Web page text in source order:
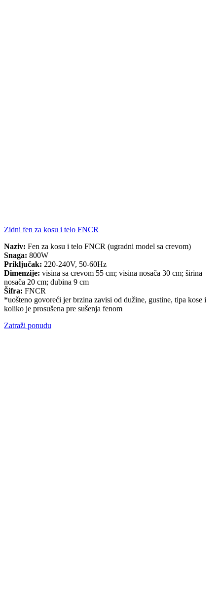
Zidni fen za kosu i telo FNCR
Naziv: Fen za kosu i telo FNCR (ugradni model sa crevom)
Snaga: 800W
Priključak: 220-240V, 50-60Hz
Dimenzije: visina sa crevom 55 cm; visina nosača 30 cm; širina
nosača 20 cm; dubina 9 cm
Šifra: FNCR
*uošteno govoreći jer brzina zavisi od dužine, gustine, tipa kose i
koliko je prosušena pre sušenja fenom
Zatraži ponudu